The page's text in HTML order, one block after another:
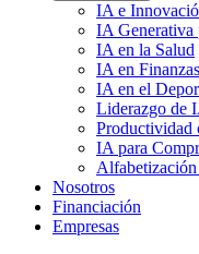
IA e
IA Generativa
IA en la Salud
IA en Finanzas
IA en el
Liderazgo de
Productividad
IA para
Nosotros
Financiación
Empresas